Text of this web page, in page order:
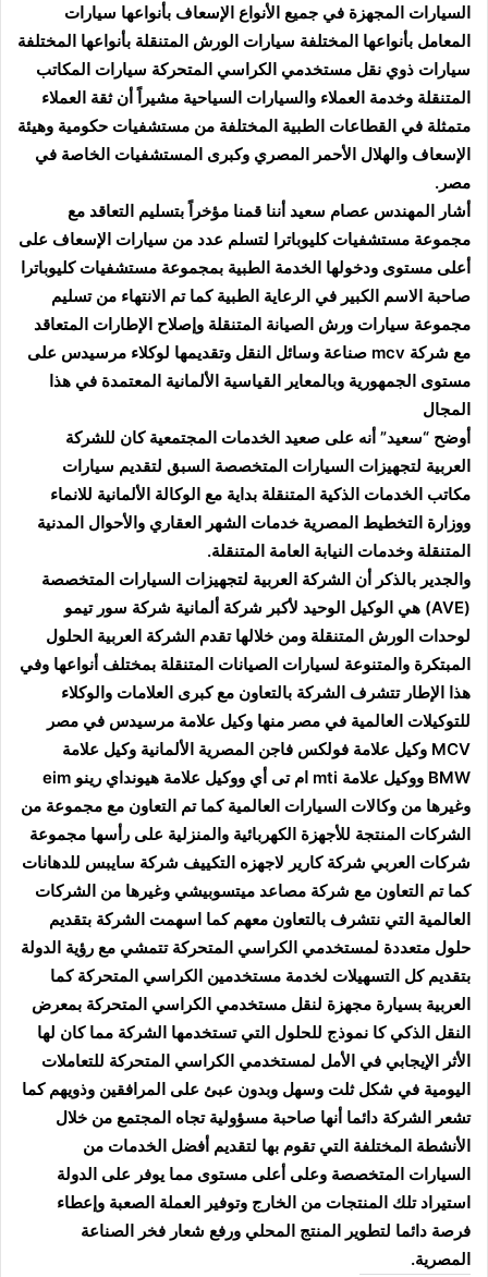
السيارات المجهزة في جميع الأنواع الإسعاف بأنواعها سيارات
المعامل بأنواعها المختلفة سيارات الورش المتنقلة بأنواعها المختلفة
سيارات ذوي نقل مستخدمي الكراسي المتحركة سيارات المكاتب
المتنقلة وخدمة العملاء والسيارات السياحية مشيراً أن ثقة العملاء
متمثلة في القطاعات الطبية المختلفة من مستشفيات حكومية وهيئة
الإسعاف والهلال الأحمر المصري وكبرى المستشفيات الخاصة في
مصر.
أشار المهندس عصام سعيد أننا قمنا مؤخراً بتسليم التعاقد مع
مجموعة مستشفيات كليوباترا لتسلم عدد من سيارات الإسعاف على
أعلى مستوى ودخولها الخدمة الطبية بمجموعة مستشفيات كليوباترا
صاحبة الاسم الكبير في الرعاية الطبية كما تم الانتهاء من تسليم
مجموعة سيارات ورش الصيانة المتنقلة وإصلاح الإطارات المتعاقد
مع شركة mcv صناعة وسائل النقل وتقديمها لوكلاء مرسيدس على
مستوى الجمهورية وبالمعاير القياسية الألمانية المعتمدة في هذا
المجال
أوضح “سعيد” أنه على صعيد الخدمات المجتمعية كان للشركة
العربية لتجهيزات السيارات المتخصصة السبق لتقديم سيارات
مكاتب الخدمات الذكية المتنقلة بداية مع الوكالة الألمانية للانماء
ووزارة التخطيط المصرية خدمات الشهر العقاري والأحوال المدنية
المتنقلة وخدمات النيابة العامة المتنقلة.
والجدير بالذكر أن الشركة العربية لتجهيزات السيارات المتخصصة
(AVE) هي الوكيل الوحيد لأكبر شركة ألمانية شركة سور تيمو
لوحدات الورش المتنقلة ومن خلالها تقدم الشركة العربية الحلول
المبتكرة والمتنوعة لسيارات الصيانات المتنقلة بمختلف أنواعها وفي
هذا الإطار تتشرف الشركة بالتعاون مع كبرى العلامات والوكلاء
للتوكيلات العالمية في مصر منها وكيل علامة مرسيدس في مصر
MCV وكيل علامة فولكس فاجن المصرية الألمانية وكيل علامة
BMW ووكيل علامة mti ام تى أي ووكيل علامة هيونداي رينو eim
وغيرها من وكالات السيارات العالمية كما تم التعاون مع مجموعة من
الشركات المنتجة للأجهزة الكهربائية والمنزلية على رأسها مجموعة
شركات العربي شركة كارير لاجهزه التكييف شركة سايبس للدهانات
كما تم التعاون مع شركة مصاعد ميتسوبيشي وغيرها من الشركات
العالمية التي نتشرف بالتعاون معهم كما اسهمت الشركة بتقديم
حلول متعددة لمستخدمي الكراسي المتحركة تتمشي مع رؤية الدولة
بتقديم كل التسهيلات لخدمة مستخدمين الكراسي المتحركة كما
العربية بسيارة مجهزة لنقل مستخدمي الكراسي المتحركة بمعرض
النقل الذكي كا نموذج للحلول التي تستخدمها الشركة مما كان لها
الأثر الإيجابي في الأمل لمستخدمي الكراسي المتحركة للتعاملات
اليومية في شكل ثلت وسهل وبدون عبئ على المرافقين وذويهم كما
تشعر الشركة دائما أنها صاحبة مسؤولية تجاه المجتمع من خلال
الأنشطة المختلفة التي تقوم بها لتقديم أفضل الخدمات من
السيارات المتخصصة وعلى أعلى مستوى مما يوفر على الدولة
استيراد تلك المنتجات من الخارج وتوفير العملة الصعبة وإعطاء
فرصة دائما لتطوير المنتج المحلي ورفع شعار فخر الصناعة
المصرية.